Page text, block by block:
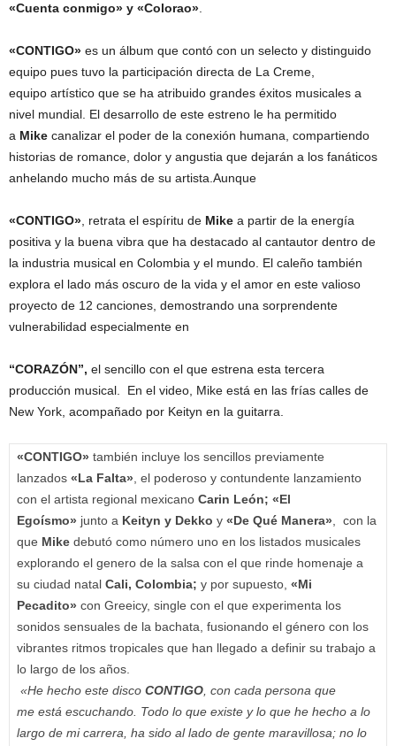
«Cuenta conmigo» y «Colorao»
«CONTIGO» es un álbum que contó con un selecto y distinguido
equipo pues tuvo la participación directa de La Creme,
equipo artístico que se ha atribuido grandes éxitos musicales a
nivel mundial. El desarrollo de este estreno le ha permitido
a Mike canalizar el poder de la conexión humana, compartiendo
historias de romance, dolor y angustia que dejarán a los fanáticos
anhelando mucho más de su artista.Aunque
«CONTIGO» , retrata el espíritu de Mike a partir de la energía
positiva y la buena vibra que ha destacado al cantautor dentro de
la industria musical en Colombia y el mundo. El caleño también
explora el lado más oscuro de la vida y el amor en este valioso
proyecto de 12 canciones, demostrando una sorprendente
vulnerabilidad especialmente en
“CORAZÓN”, el sencillo con el que estrena esta tercera
producción musical. En el video, Mike está en las frías calles de
New York, acompañado por Keityn en la guitarra.
«CONTIGO» también incluye los sencillos previamente
lanzados «La Falta» , el poderoso y contundente lanzamiento
con el artista regional mexicano Carin León; «El
Egoísmo» junto a Keityn y Dekko y «De Qué Manera» , con la
que Mike debutó como número uno en los listados musicales
explorando el genero de la salsa con el que rinde homenaje a
su ciudad natal Cali, Colombia; y por supuesto, «Mi
Pecadito» con Greeicy, single con el que experimenta los
sonidos sensuales de la bachata, fusionando el género con los
vibrantes ritmos tropicales que han llegado a definir su trabajo a
lo largo de los años.
«He hecho este disco CONTIGO , con cada persona que
me está escuchando. Todo lo que existe y lo que he hecho a lo
largo de mi carrera, ha sido al lado de gente maravillosa; no lo